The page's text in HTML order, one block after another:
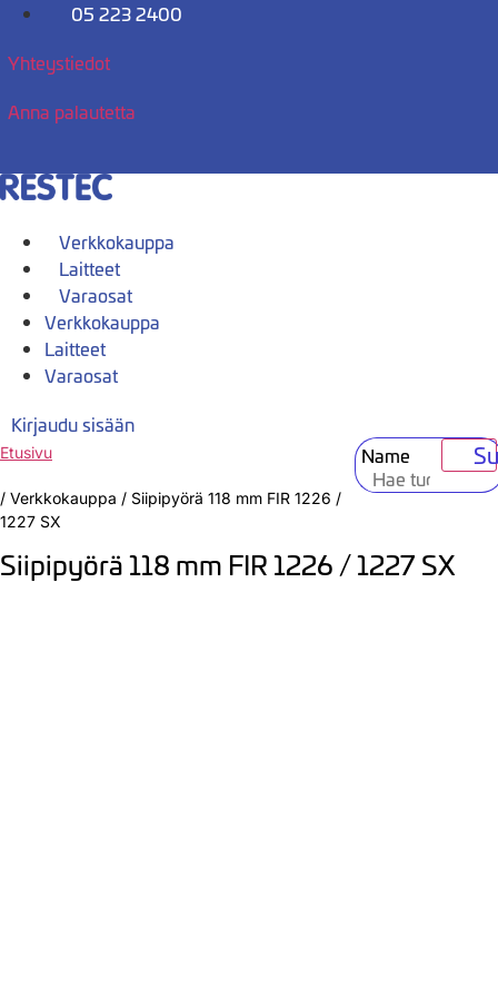
Mene
05 223 2400
Yhteystiedot
Anna palautetta
Verkkokauppa
Laitteet
Varaosat
Verkkokauppa
Laitteet
Varaosat
Kirjaudu sisään
Name
Etusivu
/ Verkkokauppa / Siipipyörä 118 mm FIR 1226 /
1227 SX
Siipipyörä 118 mm FIR 1226 / 1227 SX